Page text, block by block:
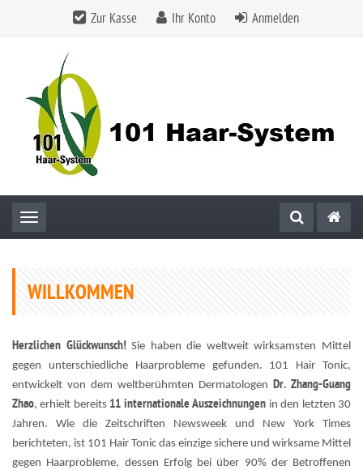
Zur Kasse Ihr Konto Anmelden
Toggle navigation
WILLKOMMEN
Herzlichen Glückwunsch!Sie haben die weltweit wirksamsten Mittel
gegen unterschiedliche Haarprobleme gefunden. 101 Hair Tonic,
entwickelt von dem weltberühmten Dermatologen Dr. Zhang-Guang
Zhao, erhielt bereits 11 internationale Auszeichnungen in den letzten 30
Jahren. Wie die Zeitschriften Newsweek und New York Times
berichteten, ist 101 Hair Tonic das einzige sichere und wirksame Mittel
gegen Haarprobleme, dessen Erfolg bei über 90% der Betroffenen